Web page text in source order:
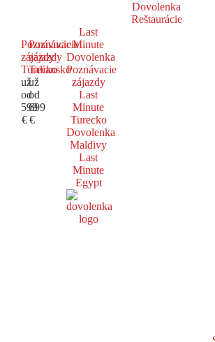
Dovolenka
Reštaurácie
Poznávacie
zájazdy
Turecko
už
od
599
€
Poznávacie
zájazdy
Taliansko
už
od
699
€
Last
Minute
Dovolenka
Poznávacie
zájazdy
Last
Minute
Turecko
Dovolenka
Maldivy
Last
Minute
Egypt